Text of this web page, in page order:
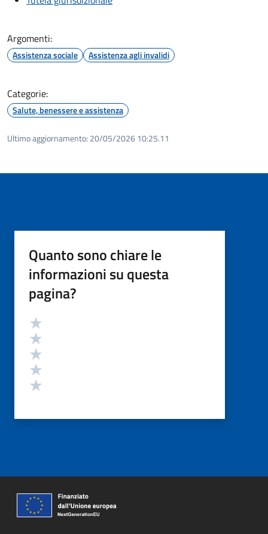
Argomenti:
Assistenza sociale Assistenza agli invalidi
Categorie:
Salute, benessere e assistenza
Ultimo aggiornamento: 20/05/2026 10:25.11
Quanto sono chiare le
informazioni su questa
pagina?
Valutazione